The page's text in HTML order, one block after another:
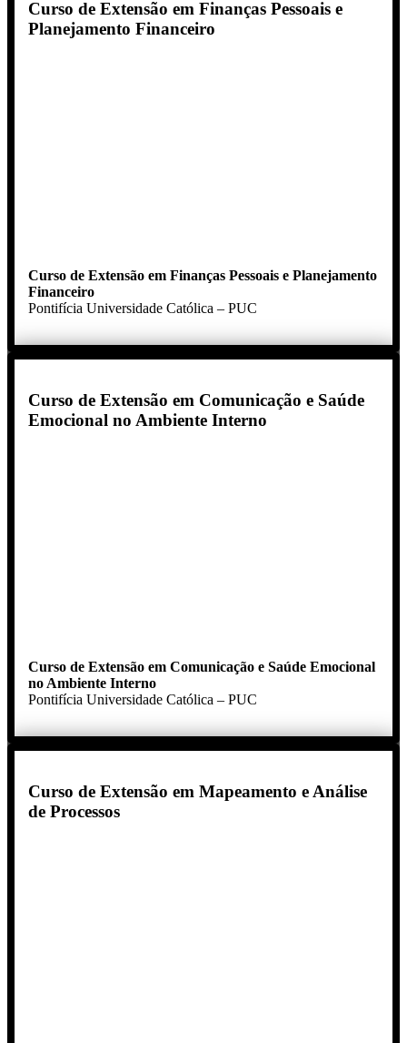
Curso de Extensão em Finanças Pessoais e
Planejamento Financeiro
Curso de Extensão em Finanças Pessoais e Planejamento
Financeiro
Pontifícia Universidade Católica – PUC
Curso de Extensão em Comunicação e Saúde
Emocional no Ambiente Interno
Curso de Extensão em Comunicação e Saúde Emocional
no Ambiente Interno
Pontifícia Universidade Católica – PUC
Curso de Extensão em Mapeamento e Análise
de Processos